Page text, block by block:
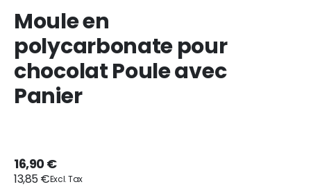
Moule en
polycarbonate pour
chocolat Poule avec
Panier
16,90 €
13,85 €